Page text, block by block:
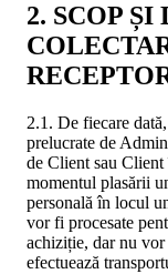
2. SCOP
2.1. De fiecare
prelucrate de
de Client sau
momentul plasării
personală în locul
vor fi procesate
achiziție, dar nu
efectuează